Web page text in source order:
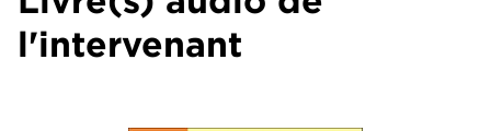
l'intervenant